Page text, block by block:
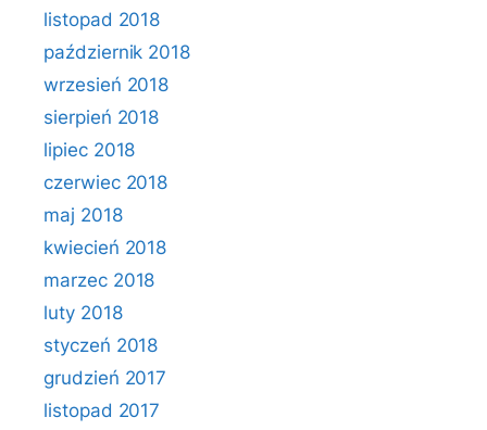
listopad 2018
październik 2018
wrzesień 2018
sierpień 2018
lipiec 2018
czerwiec 2018
maj 2018
kwiecień 2018
marzec 2018
luty 2018
styczeń 2018
grudzień 2017
listopad 2017